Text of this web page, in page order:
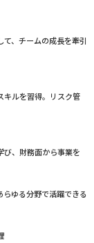
、チームの成長を牽引
キルを習得。リスク管
び、財務面から事業を
ゆる分野で活躍できる